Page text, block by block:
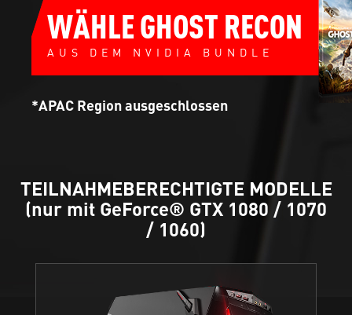
WÄHLE GHOST RECON
AUS DEM NVIDIA BUNDLE
*APAC Region ausgeschlossen
TEILNAHMEBERECHTIGTE MODELLE
(nur mit GeForce® GTX 1080 / 1070
/ 1060)